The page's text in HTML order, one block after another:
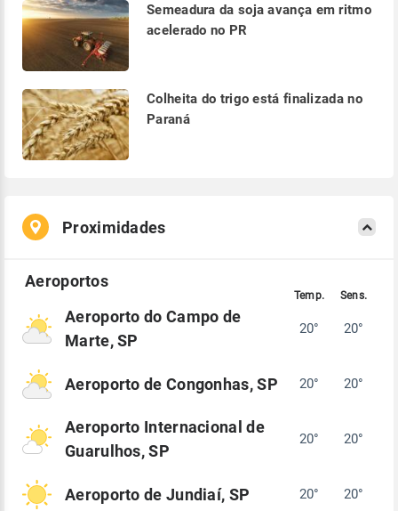
Semeadura da soja avança em ritmo
acelerado no PR
Colheita do trigo está finalizada no
Paraná
Proximidades
Aeroporto do Campo de
Marte, SP
20° 20°
Aeroporto de Congonhas, SP 20° 20°
Aeroporto Internacional de
Guarulhos, SP
20° 20°
Aeroporto de Jundiaí, SP 20° 20°